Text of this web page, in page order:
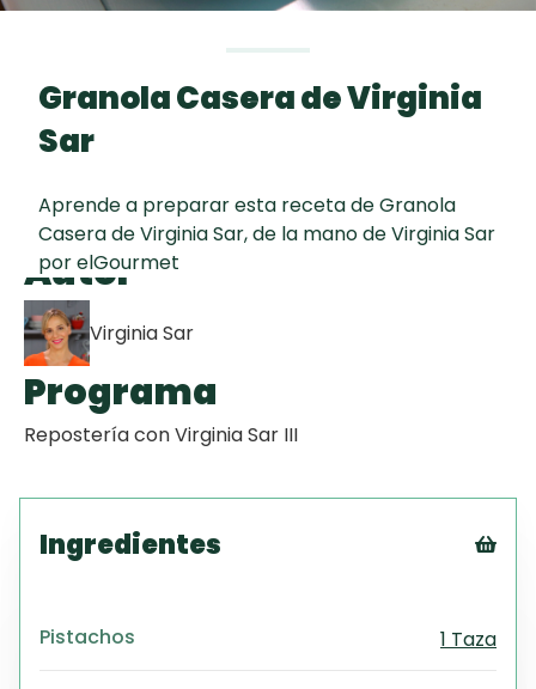
Chispas de
Chocolate
Cake
Granola Casera de Virginia
Sar
Aprende a preparar esta receta de Granola
Casera de Virginia Sar, de la mano de Virginia Sar
por elGourmet
Autor
Virginia Sar
Programa
Repostería con Virginia Sar III
Ingredientes
Pistachos 1 Taza